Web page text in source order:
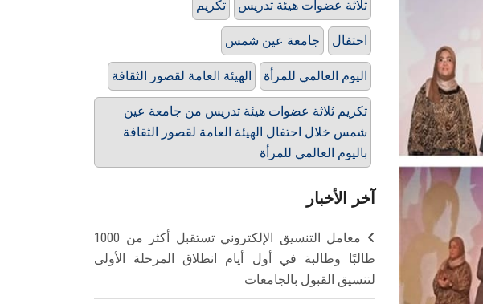
تكريم ثلاثة عضوات هيئة تدريس
جامعة عين شمس احتفال
الهيئة العامة لقصور الثقافة اليوم العالمي للمرأة
تكريم ثلاثة عضوات هيئة تدريس من جامعة عين
شمس خلال احتفال الهيئة العامة لقصور الثقافة
باليوم العالمي للمرأة
آخر الأخبار
معامل التنسيق الإلكتروني تستقبل أكثر من 1000
طالبًا وطالبة في أول أيام انطلاق المرحلة الأولى
لتنسيق القبول بالجامعات